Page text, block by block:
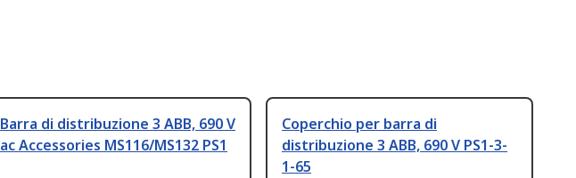
Barra di distribuzione 3 ABB, 690 V
ac Accessories MS116/MS132 PS1
Coperchio per barra di
distribuzione 3 ABB, 690 V PS1-3-
1-65